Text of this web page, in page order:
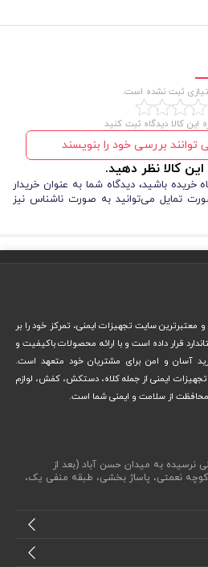
ثبت نشده است.
این کالا دیدگاه ثبت کنید
توانند بررسی خود را بنویسند
کالا نظر دهید.
خریده باشید، دیدگاه شما به عنوان خریدار
تمایل می‌توانید به صورت ناشناس نیز
معتبرترین سایت تجهیزات ایمنی، تمرکز خود را بر
قرار داده است و با ارائه محصولات باکیفیت و
آسان و امن برای مشتریان خود متعهد است.
ایمنی از جمله کلاه، دستکش، کفش، لوازم
محافظت از سلامت و ایمنی شما است.
نرسیده به میدان حسن آباد (بعد از
نعمتی، پاساژ بخشی، طبقه منفی یک،